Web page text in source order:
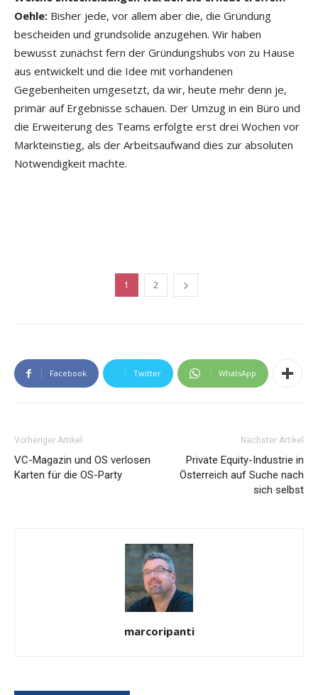
Oehle: Bisher jede, vor allem aber die, die Gründung
bescheiden und grundsolide anzugehen. Wir haben
bewusst zunächst fern der Gründungshubs von zu Hause
aus entwickelt und die Idee mit vorhandenen
Gegebenheiten umgesetzt, da wir, heute mehr denn je,
primär auf Ergebnisse schauen. Der Umzug in ein Büro und
die Erweiterung des Teams erfolgte erst drei Wochen vor
Markteinstieg, als der Arbeitsaufwand dies zur absoluten
Notwendigkeit machte.
1 2
Facebook Twitter WhatsApp
Vorheriger Artikel
VC-Magazin und OS verlosen
Karten für die OS-Party
Nächster Artikel
Private Equity-Industrie in
Österreich auf Suche nach
sich selbst
marcoripanti